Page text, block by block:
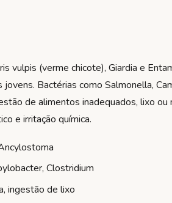
vulpis (verme chicote), Giardia e
Bactérias como Salmonella,
de alimentos inadequados, lixo
e irritação química.
Clostridium
ingestão de lixo